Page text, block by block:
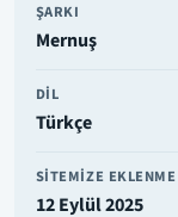
ŞARKI
Mernuş
DIL
Türkçe
SITEMIZE EKLENME
12 Eylül 2025